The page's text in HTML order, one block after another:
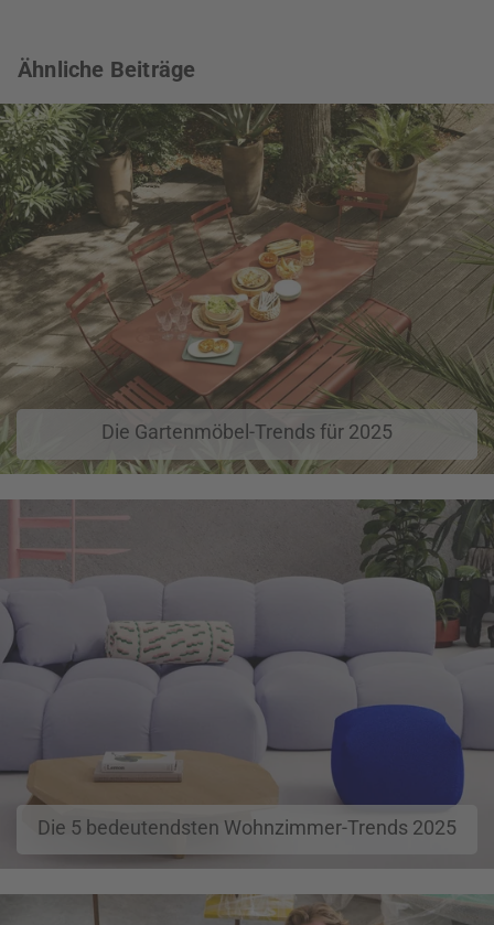
Ähnliche Beiträge
Die Gartenmöbel-Trends für 2025
Die 5 bedeutendsten Wohnzimmer-Trends 2025